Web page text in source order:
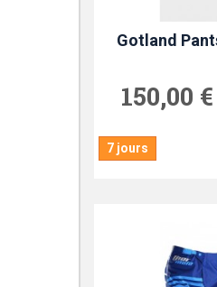
Gotland
150,00 €
7 jours